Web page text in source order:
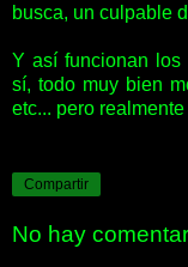
busca, un culpable
Y así funcionan los
sí, todo muy bien
etc... pero
Compartir
No hay